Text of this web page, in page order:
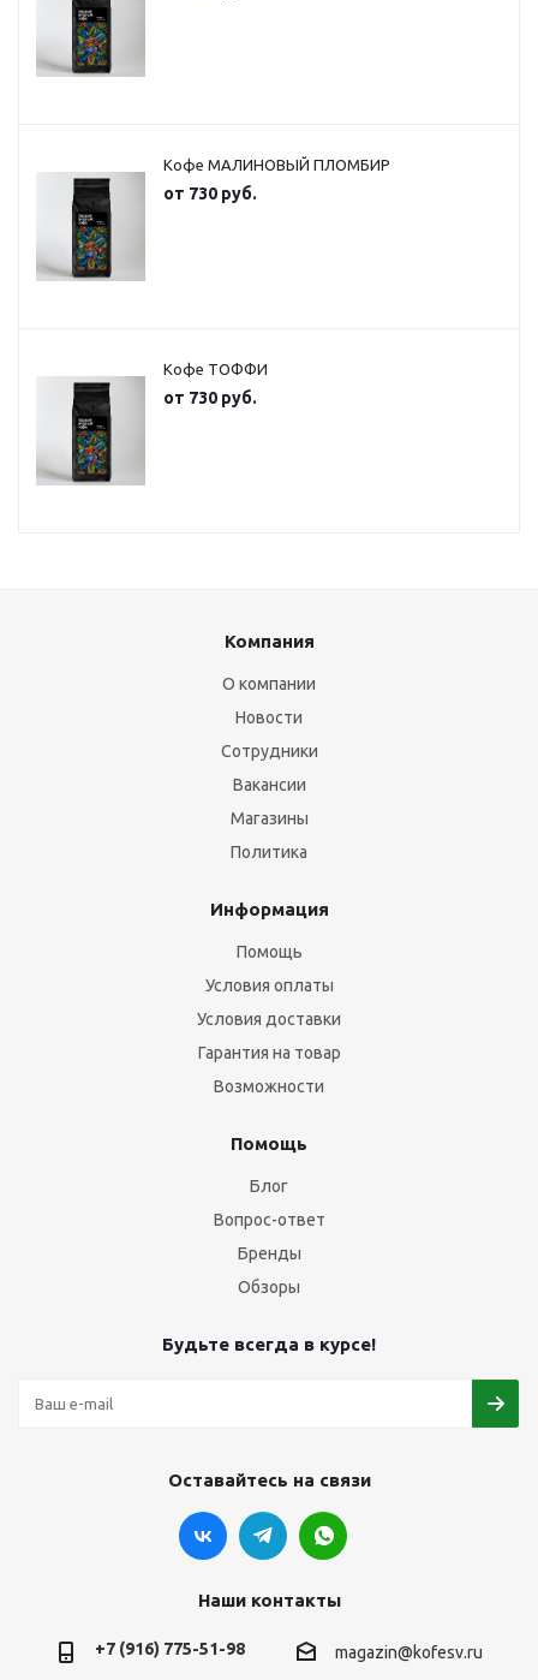
Кофе МАЛИНОВЫЙ ПЛОМБИР
от 730 руб.
Кофе ТОФФИ
от 730 руб.
Компания
О компании
Новости
Сотрудники
Вакансии
Магазины
Политика
Информация
Помощь
Условия оплаты
Условия доставки
Гарантия на товар
Возможности
Помощь
Блог
Вопрос-ответ
Бренды
Обзоры
Будьте всегда в курсе!
Оставайтесь на связи
Наши контакты
+7 (916) 775-51-98 magazin@kofesv.ru